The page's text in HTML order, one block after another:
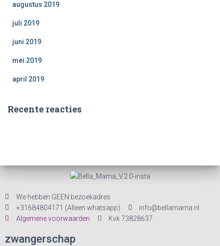
augustus 2019
juli 2019
juni 2019
mei 2019
april 2019
Recente reacties
We hebben GEEN bezoekadres
+31684804171 (Alleen whatsapp)
info@bellamama.nl
Algemene voorwaarden
Kvk 73828637
zwangerschap